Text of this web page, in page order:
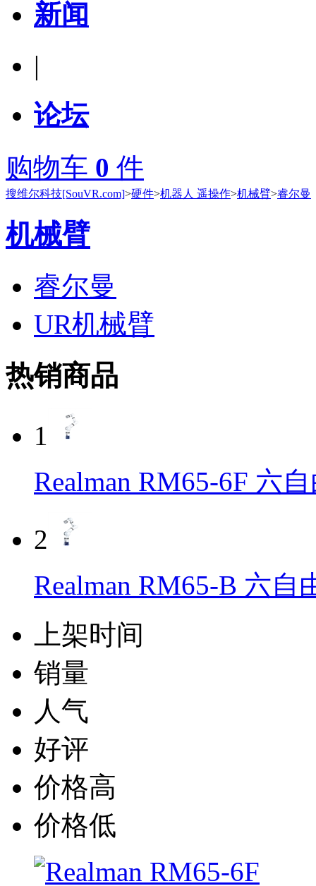
新闻
|
论坛
购物车 0 件
搜维尔科技[SouVR.com]>硬件>机器人 遥操作>机械臂>睿尔曼
机械臂
睿尔曼
UR机械臂
热销商品
1
Realman RM65-6F 六
2
Realman RM65-B 六
上架时间
销量
人气
好评
价格高
价格低